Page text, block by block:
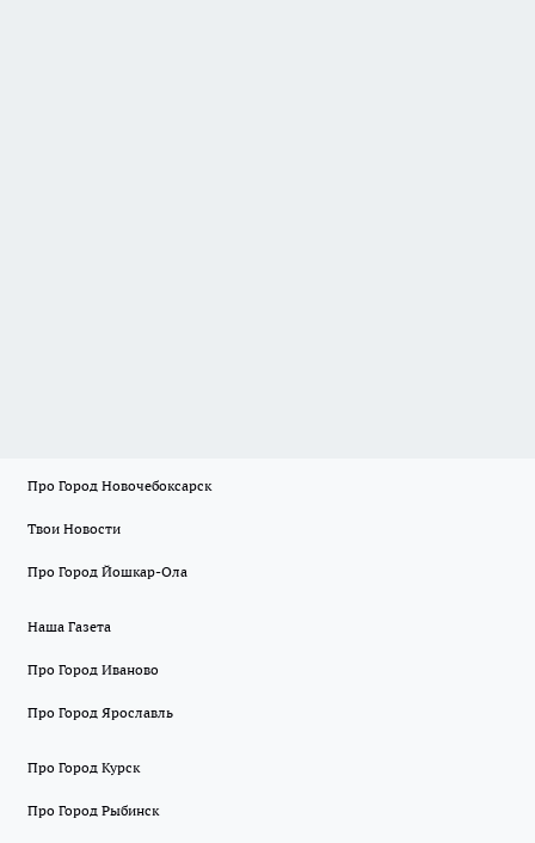
Про Город Новочебоксарск
Твои Новости
Про Город Йошкар-Ола
Наша Газета
Про Город Иваново
Про Город Ярославль
Про Город Курск
Про Город Рыбинск